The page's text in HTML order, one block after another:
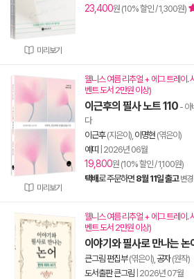
미리보기
23,400원 (10% 할인 / 1,300원)
미리보기
웰니스 여름 리추얼 + 에그 트레이.
벤트 도서 2만원 이상)
이근후의 필사 노트 110 - 아
다
이근후(지은이), 이명현 (엮은이)
예띠 2026년 06월
19,800원 (10% 할인 / 1,100원)
택배로 주문하면 8월 11일 출고 변경
웰니스 여름 리추얼 + 에그 트레이.
벤트 도서 2만원 이상)
이야기와 필사로 만나는 논
큰그림 편집부(엮은이), 공자(원작)
도서출판 큰그림 2026년 07월